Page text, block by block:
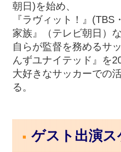
朝日)を始め、
『ラヴィット！』
家族』（テレビ朝日）
自らが監督を務めるサ
んずユナイテッド』を
大好きなサッカーでの
る。
ゲスト出演